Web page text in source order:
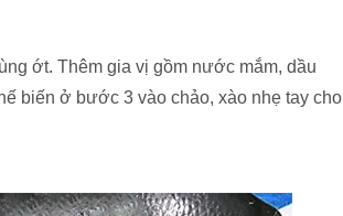
ớt. Thêm gia vị gồm nước mắm, dầu
biến ở bước 3 vào chảo, xào nhẹ tay cho